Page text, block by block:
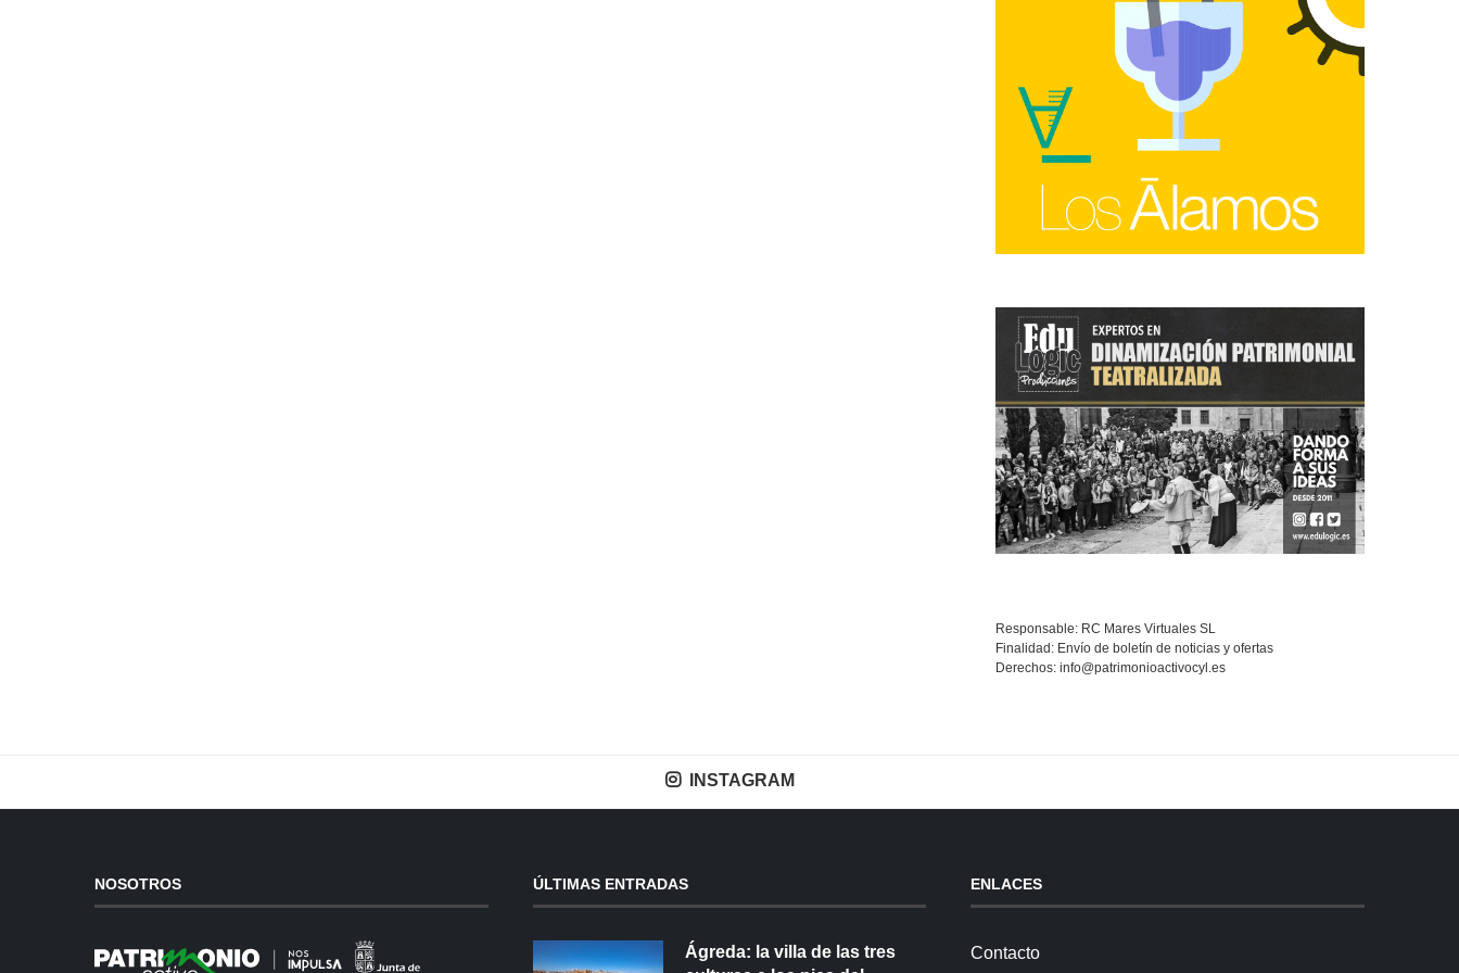
Responsable: RC Mares Virtuales SL
Finalidad: Envío de boletín de noticias y ofertas
Derechos: info@patrimonioactivocyl.es
INSTAGRAM
NOSOTROS ÚLTIMAS ENTRADAS
Ágreda: la villa de las tres
ENLACES
Contacto